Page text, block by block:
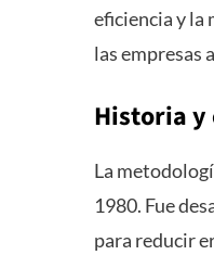
eficiencia y la
las empresas
Historia y
La
1980. Fue
para reducir